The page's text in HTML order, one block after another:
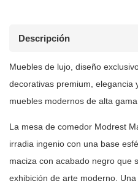
Descripción
Muebles de lujo, diseño
decorativas premium, elegancia
muebles modernos de alta gama.
La mesa de comedor Modrest
irradia ingenio con una base
maciza con acabado negro que
exhibición de arte moderno.